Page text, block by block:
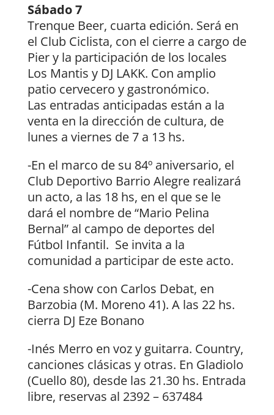
Sábado 7
Trenque Beer, cuarta edición. Será en
el Club Ciclista, con el cierre a cargo de
Pier y la participación de los locales
Los Mantis y DJ LAKK. Con amplio
patio cervecero y gastronómico.
Las entradas anticipadas están a la
venta en la dirección de cultura, de
lunes a viernes de 7 a 13 hs.
-En el marco de su 84º aniversario, el
Club Deportivo Barrio Alegre realizará
un acto, a las 18 hs, en el que se le
dará el nombre de “Mario Pelina
Bernal” al campo de deportes del
Fútbol Infantil. Se invita a la
comunidad a participar de este acto.
-Cena show con Carlos Debat, en
Barzobia (M. Moreno 41). A las 22 hs.
cierra DJ Eze Bonano
-Inés Merro en voz y guitarra. Country,
canciones clásicas y otras. En Gladiolo
(Cuello 80), desde las 21.30 hs. Entrada
libre, reservas al 2392 – 637484